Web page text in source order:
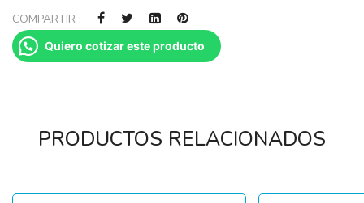
COMPARTIR :
Quiero cotizar este producto
PRODUCTOS RELACIONADOS